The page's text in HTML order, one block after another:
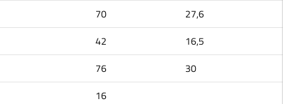
70
27,6
42
16,5
76
30
16